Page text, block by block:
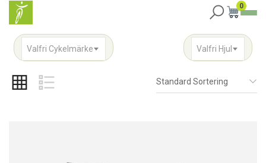
0
Valfri Cykelmärke Valfri Hjul
Standard Sortering